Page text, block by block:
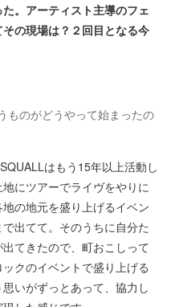
。アーティスト主導のフェ
の現場は？２回目となる今
ものがどうやって始まったの
はもう15年以上活動し
にツアーでライヴをやりに
の地元を盛り上げるイベン
出てて。そのうちに自分た
てきたので、町おこしって
クのイベントで盛り上げる
いがずっとあって、協力し